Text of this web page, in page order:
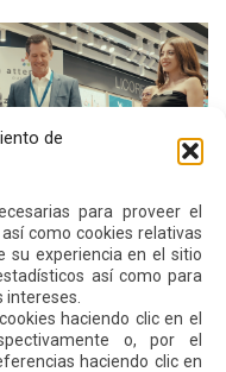
de
para proveer el
como cookies relativas
su experiencia en el sitio
así como para
haciendo clic en el
o, por el
haciendo clic en
su oferta comercial
Free y la llegada